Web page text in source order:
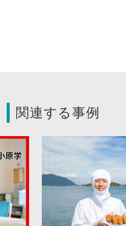
関連する事例